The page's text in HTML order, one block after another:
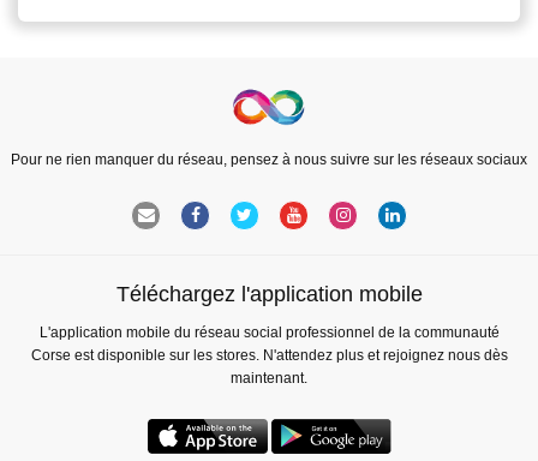
Pour ne rien manquer du réseau, pensez à nous suivre sur les réseaux sociaux
Téléchargez l'application mobile
L'application mobile du réseau social professionnel de la communauté
Corse est disponible sur les stores. N'attendez plus et rejoignez nous dès
maintenant.